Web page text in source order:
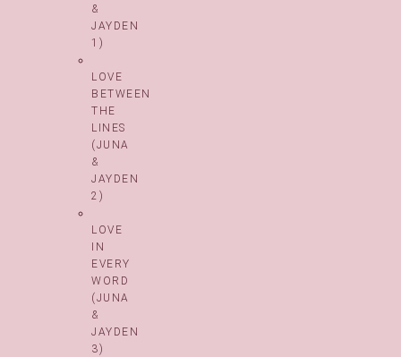
&
JAYDEN
1)
LOVE
BETWEEN
THE
LINES
(JUNA
&
JAYDEN
2)
LOVE
IN
EVERY
WORD
(JUNA
&
JAYDEN
3)